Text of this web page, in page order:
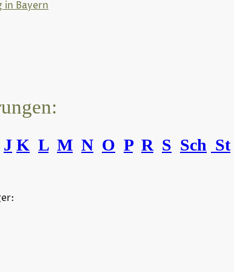
in Bayern
J K L M N O P R S Sch St